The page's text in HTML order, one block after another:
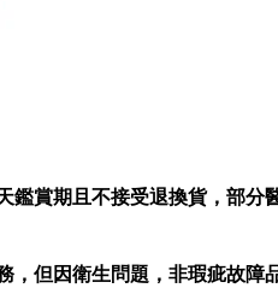
賞期且不接受退換貨，部分
但因衛生問題，非瑕疵故障